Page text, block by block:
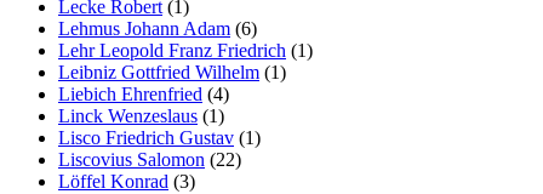
Lecke Robert(1)
Lehmus Johann Adam (6)
Lehr Leopold Franz Friedrich (1)
Leibniz Gottfried Wilhelm (1)
Liebich Ehrenfried (4)
Linck Wenzeslaus (1)
Lisco Friedrich Gustav (1)
Liscovius Salomon (22)
Löffel Konrad (3)